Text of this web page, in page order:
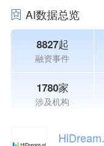
AI数据总览
8827起
融资事件
1780家
涉及机构